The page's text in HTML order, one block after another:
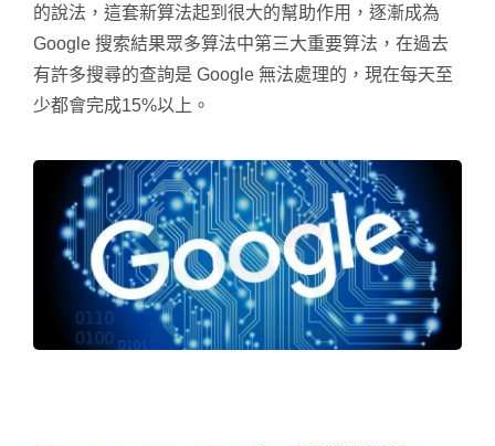
的說法，這套新算法起到很大的幫助作用，逐漸成為
Google 搜索結果眾多算法中第三大重要算法，在過去
有許多搜尋的查詢是 Google 無法處理的，現在每天至
少都會完成15%以上。